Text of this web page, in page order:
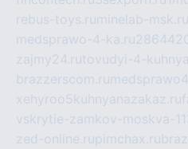
rebus-toys.ru minelab-msk.ru
medsprawo-4-ka.ru
zajmy24.rutovudyi-4-
brazzerscom.ru
xehyroo5kuhnyanazakaz.ru
vskrytie-zamkov-moskva-
zed-online.rupimchax.ru